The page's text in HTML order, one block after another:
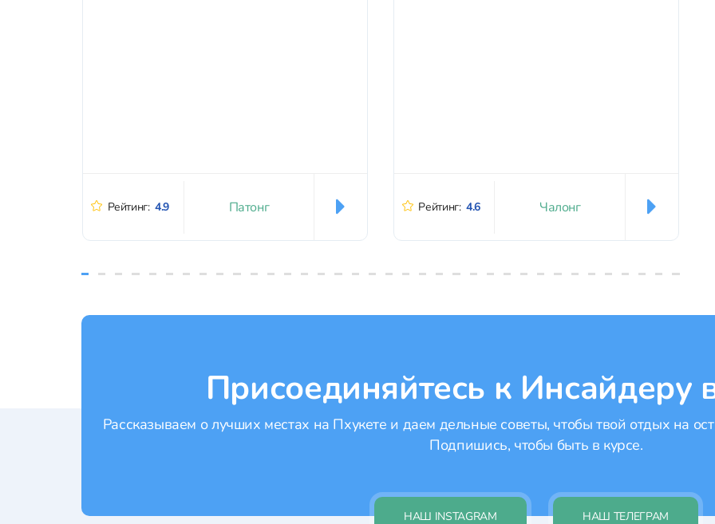
Рейтинг: 4.9 Патонг Рейтинг: 4.6 Чалонг
Присоединяйтесь к Инсайдеру
Рассказываем о лучших местах на Пхукете и даем дельные советы, чтобы твой отдых на
Подпишись, чтобы быть в курсе.
НАШ INSTAGRAM НАШ ТЕЛЕГРАМ